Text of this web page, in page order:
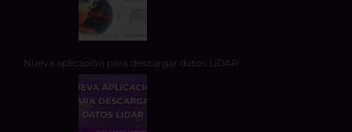
Nueva aplicación para descargar datos LiDAR